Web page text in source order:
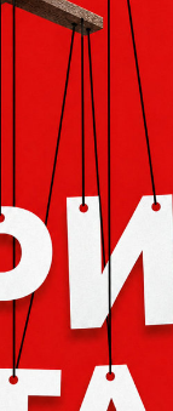
учесть что это
овечки, будет и
гиперссылкой
@vklader .
Мы
продолжите
Хорошо